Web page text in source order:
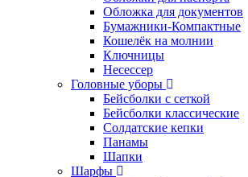
Обложка для документов
Бумажники-Компактные
Кошелёк на молнии
Ключницы
Несессер
Головные уборы
Бейсболки с сеткой
Бейсболки классические
Солдатские кепки
Панамы
Шапки
Шарфы